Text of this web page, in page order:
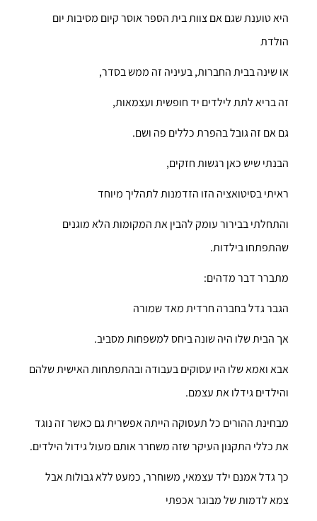
היא טוענת שגם אם צוות בית הספר אוסר קיום מסיבות יום
הולדת
או שינה בבית החברות, בעיניה זה ממש בסדר,
זה בריא לתת לילדים יד חופשית ועצמאות,
גם אם זה גובל בהפרת כללים פה ושם.
הבנתי שיש כאן רגשות חזקים,
ראיתי בסיטואציה הזו הזדמנות לתהליך מיוחד
והתחלתי בבירור עומק להבין את המקומות הלא מוגנים
שהתפתחו בילדות.
מתברר דבר מדהים:
הגבר גדל בחברה חרדית מאד שמורה
אך הבית שלו היה שונה ביחס למשפחות מסביב.
אבא ואמא שלו היו עסוקים בעבודה ובהתפתחות האישית שלהם
והילדים גידלו את עצמם.
מבחינת ההורים כל תעסוקה הייתה אפשרית גם כאשר זה נוגד
את כללי התקנון העיקר שזה משחרר אותם מעול גידול הילדים.
כך גדל אמנם ילד עצמאי, משוחרר, כמעט ללא גבולות אבל
צמא לדמות של מבוגר אכפתי